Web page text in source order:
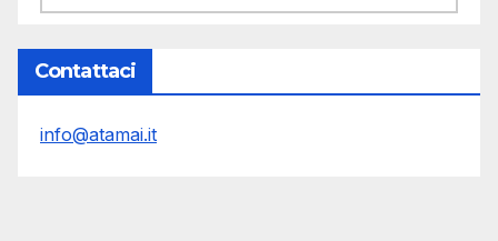
Contattaci
info@atamai.it